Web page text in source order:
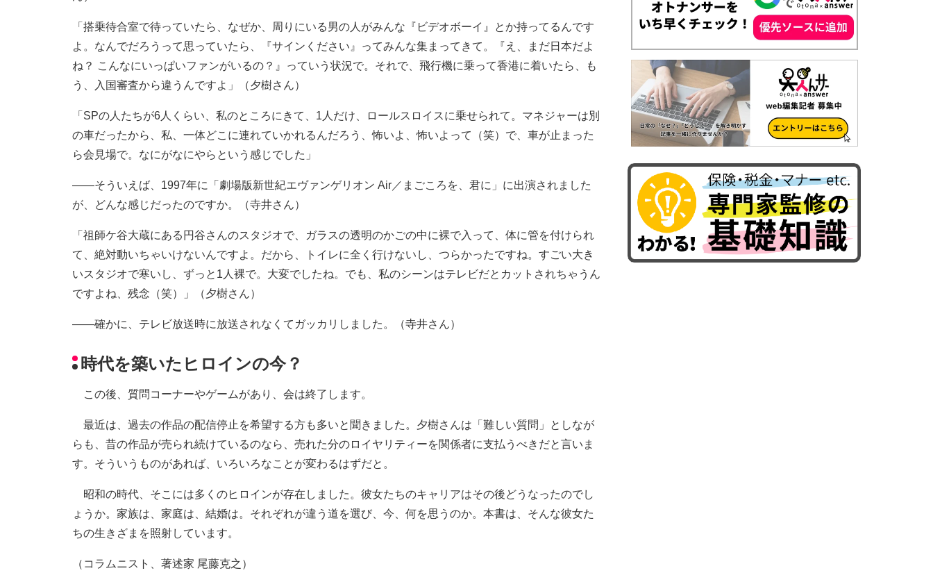
「搭乗待合室で待っていたら、なぜか、周りにいる男の人がみんな『ビデオボーイ』とか持ってるんです
よ。なんでだろうって思っていたら、『サインください』ってみんな集まってきて。『え、まだ日本だよ
ね？ こんなにいっぱいファンがいるの？』っていう状況で。それで、飛行機に乗って香港に着いたら、も
う、入国審査から違うんですよ」（夕樹さん）
「SPの人たちが6人くらい、私のところにきて、1人だけ、ロールスロイスに乗せられて。マネジャーは別
の車だったから、私、一体どこに連れていかれるんだろう、怖いよ、怖いよって（笑）で、車が止まった
ら会見場で。なにがなにやらという感じでした」
――そういえば、1997年に「劇場版新世紀エヴァンゲリオン Air／まごころを、君に」に出演されました
が、どんな感じだったのですか。（寺井さん）
「祖師ケ谷大蔵にある円谷さんのスタジオで、ガラスの透明のかごの中に裸で入って、体に管を付けられ
て、絶対動いちゃいけないんですよ。だから、トイレに全く行けないし、つらかったですね。すごい大き
いスタジオで寒いし、ずっと1人裸で。大変でしたね。でも、私のシーンはテレビだとカットされちゃうん
ですよね、残念（笑）」（夕樹さん）
――確かに、テレビ放送時に放送されなくてガッカリしました。（寺井さん）
時代を築いたヒロインの今？
この後、質問コーナーやゲームがあり、会は終了します。
最近は、過去の作品の配信停止を希望する方も多いと聞きました。夕樹さんは「難しい質問」としなが
らも、昔の作品が売られ続けているのなら、売れた分のロイヤリティーを関係者に支払うべきだと言いま
す。そういうものがあれば、いろいろなことが変わるはずだと。
昭和の時代、そこには多くのヒロインが存在しました。彼女たちのキャリアはその後どうなったのでし
ょうか。家族は、家庭は、結婚は。それぞれが違う道を選び、今、何を思うのか。本書は、そんな彼女た
ちの生きざまを照射しています。
（コラムニスト、著述家 尾藤克之）